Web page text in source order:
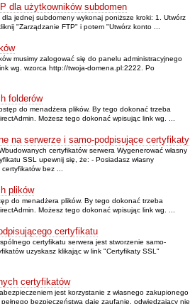
dla użytkowników subdomen
jednej subdomeny wykonaj poniższe kroki: 1. Utwórz
"Zarządzanie FTP" i potem "Utwórz konto ...
musimy zalogować się do panelu administracyjnego
wg. wzorca http://twoja-domena.pl:2222. Po
folderów
do menadżera plików. By tego dokonać trzeba
Możesz tego dokonać wpisując link wg. ...
na serwerze i samo-podpisujące certyfikaty
certyfikatów serwera Wygenerować własny
SSL upewnij się, że: - Posiadasz własny
bez ...
plików
do menadżera plików. By tego dokonać trzeba
Możesz tego dokonać wpisując link wg. ...
certyfikatu
certyfikatu serwera jest stworzenie samo-
uzyskasz klikając w link "Certyfikaty SSL"
certyfikatów
jest korzystanie z własnego zakupionego
bezpieczeństwa daje zaufanie, odwiedzający nie